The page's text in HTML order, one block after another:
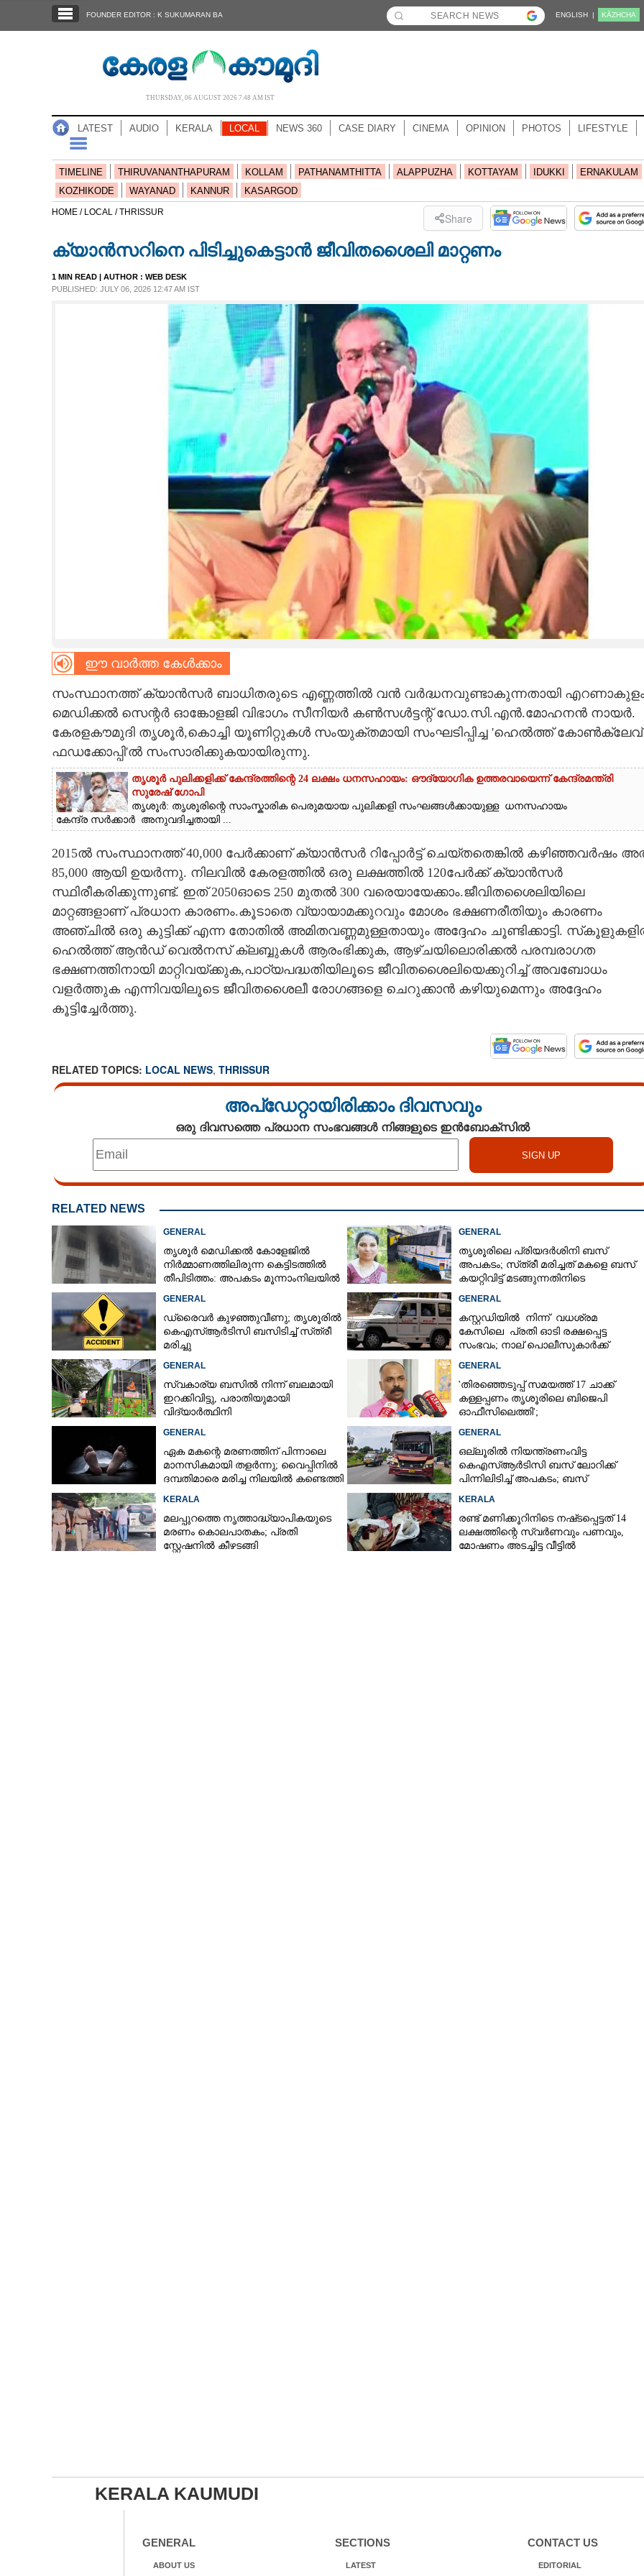
NOTIFIED NEWS
NEWS 360
CASE DIARY
CARTOONS
LITERATURE
CONTACT US
FOUNDER EDITOR : K SUKUMARAN BA ENGLISH | KĀZHCHA
THURSDAY, 06 AUGUST 2026 7.48 AM IST
LATEST AUDIO KERALA LOCAL NEWS 360 CASE DIARY CINEMA OPINION PHOTOS LIFESTYLE
TIMELINE THIRUVANANTHAPURAM KOLLAM PATHANAMTHITTA ALAPPUZHA KOTTAYAM IDUKKI ERNAKULAM
KOZHIKODE
WAYANAD KANNUR KASARGOD
HOME / LOCAL /THRISSUR Share
ക്യാൻസറിനെ പിടിച്ചുകെട്ടാൻ ജീവിതശൈലി മാറ്റണം
1 MIN READ | AUTHOR : WEB DESK
PUBLISHED: JULY 06, 2026 12:47 AM IST
ഈ വാർത്ത കേൾക്കാം
സംസ്ഥാനത്ത് ക്യാൻസർ ബാധിതരുടെ എണ്ണത്തിൽ വൻ വർദ്ധനവുണ്ടാകുന്നതായി
മെഡിക്കൽ സെന്റർ ഓങ്കോളജി വിഭാഗം സീനിയർ കൺസൾട്ടന്റ് ഡോ.സി.എൻ.മോഹനൻ നായർ.
കേരളകൗമുദി തൃശൂർ,കൊച്ചി യൂണിറ്റുകൾ സംയുക്തമായി സംഘടിപ്പിച്ച 'ഹെൽത്ത് കോൺക്ലേവ്
ഫഡക്കോപ്പി'ൽ സംസാരിക്കുകയായിരുന്നു.
തൃശൂർ പുലിക്കളിക്ക് കേന്ദ്രത്തിന്റെ 24 ലക്ഷം ധനസഹായം: ഔദ്യോഗിക ഉത്തരവായെന്ന് കേന്ദ്രമന്ത്രി
സുരേഷ് ഗോപി
തൃശൂർ: തൃശൂരിന്റെ സാംസ്കാരിക പെരുമയായ പുലിക്കളി സംഘങ്ങൾക്കായുള്ള ധനസഹായം
കേന്ദ്ര സർക്കാർ അനുവദിച്ചതായി ...
2015ൽ സംസ്ഥാനത്ത് 40,000 പേർക്കാണ് ക്യാൻസർ റിപ്പോർട്ട് ചെയ്തതെങ്കിൽ കഴിഞ്ഞവർഷം
85,000 ആയി ഉയർന്നു. നിലവിൽ കേരളത്തിൽ ഒരു ലക്ഷത്തിൽ 120പേർക്ക് ക്യാൻസർ
സ്ഥിരീകരിക്കുന്നുണ്ട്. ഇത് 2050ഓടെ 250 മുതൽ 300 വരെയായേക്കാം.ജീവിതശൈലിയിലെ
മാറ്റങ്ങളാണ് പ്രധാന കാരണം.കൂടാതെ വ്യായാമക്കുറവും മോശം ഭക്ഷണരീതിയും കാരണം
അഞ്ചിൽ ഒരു കുട്ടിക്ക് എന്ന തോതിൽ അമിതവണ്ണമുള്ളതായും അദ്ദേഹം ചൂണ്ടിക്കാട്ടി.
ഹെൽത്ത് ആൻഡ് വെൽനസ് ക്ലബ്ബുകൾ ആരംഭിക്കുക, ആഴ്ചയിലൊരിക്കൽ പരമ്പരാഗത
ഭക്ഷണത്തിനായി മാറ്റിവയ്ക്കുക,പാഠ്യപദ്ധതിയിലൂടെ ജീവിതശൈലിയെക്കുറിച്ച് അവബോധം
വളർത്തുക എന്നിവയിലൂടെ ജീവിതശൈലീ രോഗങ്ങളെ ചെറുക്കാൻ കഴിയുമെന്നും അദ്ദേഹം
കൂട്ടിച്ചേർത്തു.
RELATED TOPICS: LOCAL NEWS, THRISSUR
അപ്ഡേറ്റായിരിക്കാം ദിവസവും
ഒരു ദിവസത്തെ പ്രധാന സംഭവങ്ങൾ നിങ്ങളുടെ ഇൻബോക്സിൽ
RELATED NEWS
GENERAL
തൃശൂർ മെഡിക്കൽ കോളേജിൽ
നിർമ്മാണത്തിലിരുന്ന കെട്ടിടത്തിൽ
തീപിടിത്തം: അപകടം മൂന്നാംനിലയിൽ
GENERAL
തൃശൂരിലെ പ്രിയദർശിനി ബസ്
അപകടം; സ്‌ത്രീ മരിച്ചത് മകളെ ബസ്
കയറ്റിവിട്ട് മടങ്ങുന്നതിനിടെ
GENERAL
ഡ്രൈവർ കുഴഞ്ഞുവീണു; തൃശൂരിൽ
കെഎസ്‌ആർടിസി ബസിടിച്ച് സ്‌ത്രീ
മരിച്ചു
GENERAL
കസ്റ്റഡിയിൽ നിന്ന് വധശ്രമ
കേസിലെ പ്രതി ഓടി രക്ഷപ്പെട്ട
സംഭവം; നാല് പൊലീസുകാർക്ക്
GENERAL
സ്വകാര്യ ബസിൽ നിന്ന് ബലമായി
ഇറക്കിവിട്ടു, പരാതിയുമായി
വിദ്യാർത്ഥിനി
GENERAL
'തിരഞ്ഞെടുപ്പ് സമയത്ത് 17 ചാക്ക്
കള്ളപ്പണം തൃശൂരിലെ ബിജെപി
ഓഫീസിലെത്തി';
GENERAL
ഏക മകന്റെ മരണത്തിന് പിന്നാലെ
മാനസികമായി തളർന്നു; വൈപ്പിനിൽ
ദമ്പതിമാരെ മരിച്ച നിലയിൽ കണ്ടെത്തി
GENERAL
ഒല്ലൂരിൽ നിയന്ത്രണംവിട്ട
കെഎസ്‌ആർടിസി ബസ് ലോറിക്ക്
പിന്നിലിടിച്ച് അപകടം; ബസ്
KERALA
മലപ്പുറത്തെ നൃത്താദ്ധ്യാപികയുടെ
മരണം കൊലപാതകം; പ്രതി
സ്റ്റേഷനിൽ കീഴടങ്ങി
KERALA
രണ്ട് മണിക്കൂറിനിടെ നഷ്‌ടപ്പെട്ടത് 14
ലക്ഷത്തിന്റെ സ്വർണവും പണവും,
മോഷണം അടച്ചിട്ട വീട്ടിൽ
KERALA KAUMUDI
GENERAL
ABOUT US
SECTIONS
LATEST
CONTACT US
EDITORIAL
Share this link